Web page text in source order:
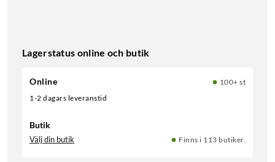
Lagerstatus online och butik
Online
100+ st
1-2 dagars leveranstid
Butik
Välj din butik Finns i 113 butiker.